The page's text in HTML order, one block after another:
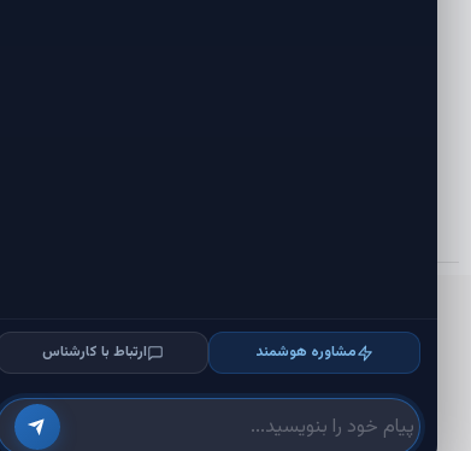
شاپینگ سرور
متنوع ترین بازار خدمات